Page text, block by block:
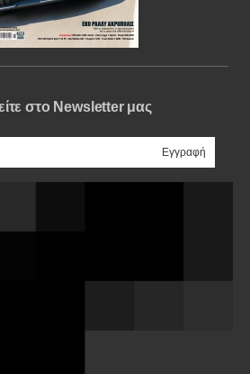
στο Newsletter μας